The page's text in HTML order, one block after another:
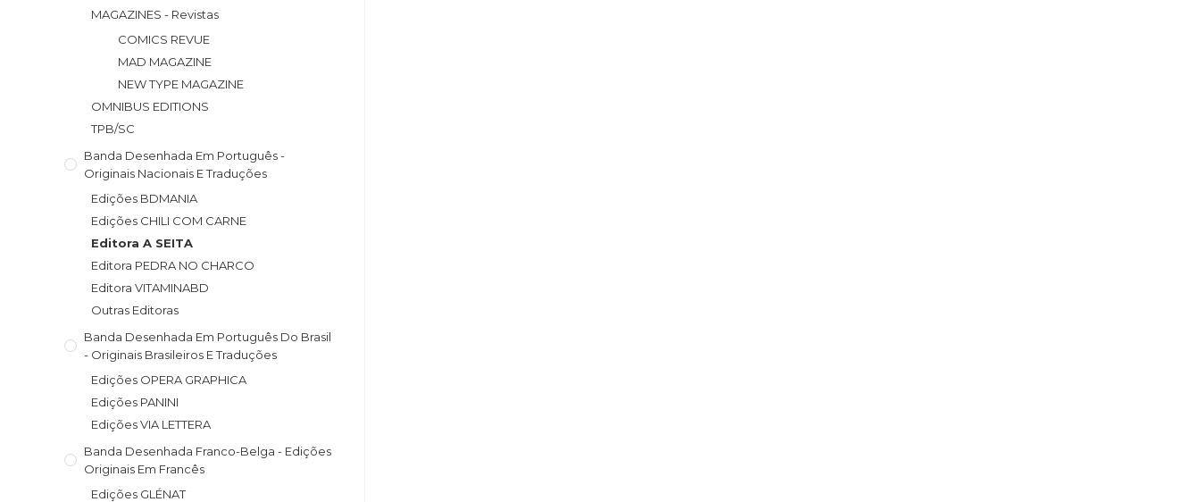
MAGAZINES - Revistas
COMICS REVUE
MAD MAGAZINE
NEW TYPE MAGAZINE
OMNIBUS EDITIONS
TPB/SC
Banda Desenhada Em Português -
Originais Nacionais E Traduções
Edições BDMANIA
Edições CHILI COM CARNE
Editora A SEITA
Editora PEDRA NO CHARCO
Editora VITAMINABD
Outras Editoras
Banda Desenhada Em Português Do Brasil
- Originais Brasileiros E Traduções
Edições OPERA GRAPHICA
Edições PANINI
Edições VIA LETTERA
Banda Desenhada Franco-Belga - Edições
Originais Em Francês
Edições GLÉNAT